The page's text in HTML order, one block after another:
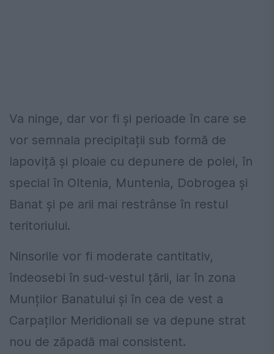
Va ninge, dar vor fi și perioade în care se
vor semnala precipitații sub formă de
lapoviță și ploaie cu depunere de polei, în
special în Oltenia, Muntenia, Dobrogea și
Banat și pe arii mai restrânse în restul
teritoriului.
Ninsorile vor fi moderate cantitativ,
îndeosebi în sud-vestul țării, iar în zona
Munților Banatului și în cea de vest a
Carpaților Meridionali se va depune strat
nou de zăpadă mai consistent.